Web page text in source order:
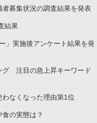
募集状況の調査結果を発表
結果
」実施後アンケート結果を発
グ 注目の急上昇キーワード
なくなった理由第1位
の実態は？